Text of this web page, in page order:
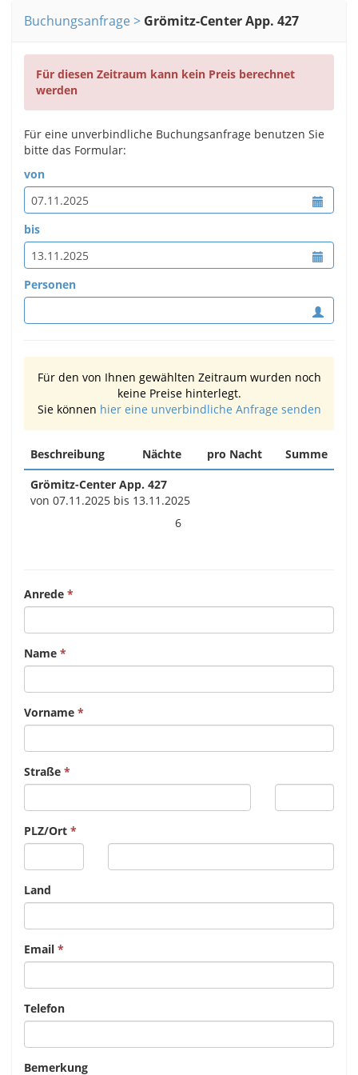
Buchungsanfrage Grömitz-Center App. 427
Für diesen Zeitraum kann kein Preis berechnet
werden
Für eine unverbindliche Buchungsanfrage benutzen Sie
bitte das Formular:
von
bis
Personen
Für den von Ihnen gewählten Zeitraum wurden noch
keine Preise hinterlegt.
Sie können hier eine unverbindliche Anfrage senden
Beschreibung Nächte pro Nacht
Summe
Grömitz-Center App. 427
von 07.11.2025 bis 13.11.2025
6
Anrede
Name
Vorname
Straße
PLZ/Ort
Land
Email
Telefon
Bemerkung